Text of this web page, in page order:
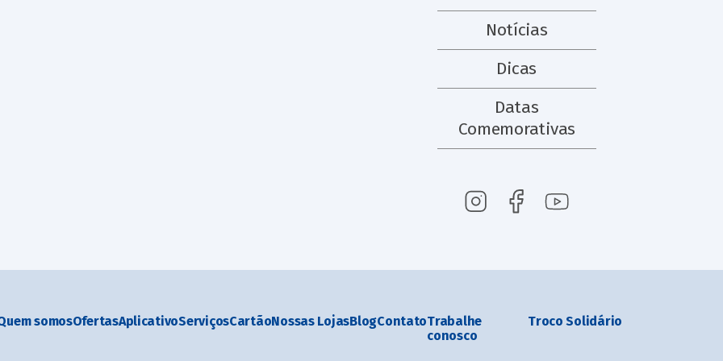
Notícias
Dicas
Datas
Comemorativas
somosOfertasAplicativoServiçosCartãoNossas LojasBlogContatoTrabalhe
conosco
Troco Solidário